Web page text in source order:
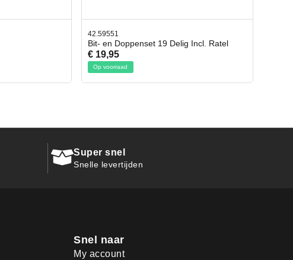
42.59551
Bit- en Doppenset 19 Delig Incl. Ratel
€ 19,95
Op voorraad
Super snel
Snelle levertijden
Snel naar
My account